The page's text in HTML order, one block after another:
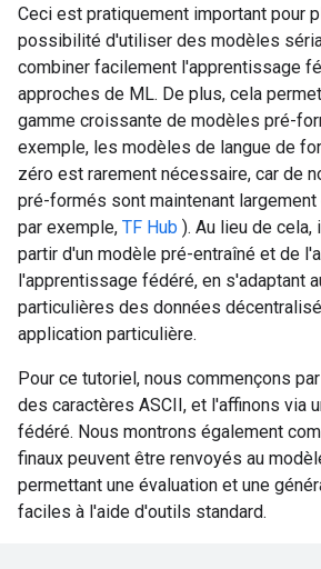
Ceci est pratiquement important pour
possibilité d'utiliser des modèles
combiner facilement l'apprentissage
approches de ML. De plus, cela
gamme croissante de modèles pré-
exemple, les modèles de langue de
zéro est rarement nécessaire, car de
pré-formés sont maintenant
par exemple, TF Hub ). Au lieu de
partir d'un modèle pré-entraîné et de
l'apprentissage fédéré, en s'adaptant
particulières des données
application particulière.
Pour ce tutoriel, nous commençons
des caractères ASCII, et l'affinons via
fédéré. Nous montrons également
finaux peuvent être renvoyés au
permettant une évaluation et une
faciles à l'aide d'outils standard.